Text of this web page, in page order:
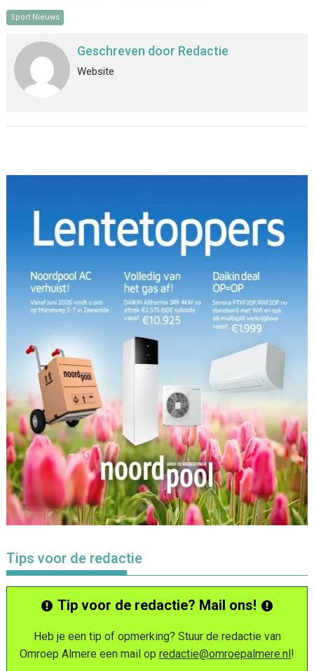
Sport Nieuws
Geschreven door Redactie
Website
Tips voor de redactie
Tip voor de redactie? Mail ons!
Heb je een tip of opmerking? Stuur de redactie van
Omroep Almere een mail op redactie@omroepalmere.nl!